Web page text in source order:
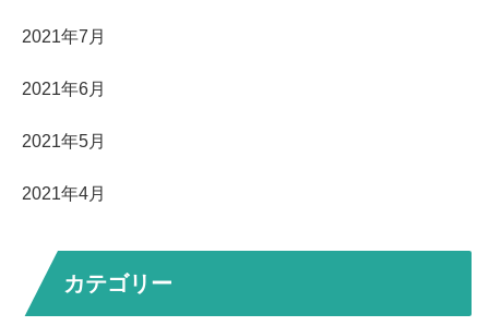
2021年7月
2021年6月
2021年5月
2021年4月
カテゴリー